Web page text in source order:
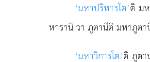
‘มหาปริหารโต’ติ ม
หารานิ วา ภูตานีติ มหาภูตา
‘มหาวิการโต’ติ ภูต